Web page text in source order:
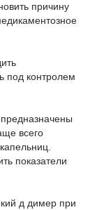
причину
под контролем
всего
показатели
д димер при